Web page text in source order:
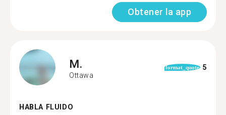
Obtener la app
M.
Ottawa
format_quote 5
HABLA FLUIDO